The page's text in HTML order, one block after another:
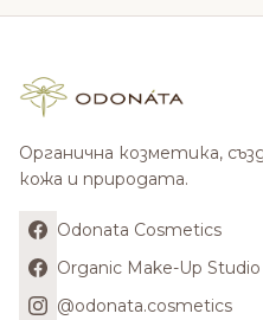
Органична козметика,
кожа и природата.
Odonata Cosmetics
Organic Make-Up Studio
@odonata.cosmetics